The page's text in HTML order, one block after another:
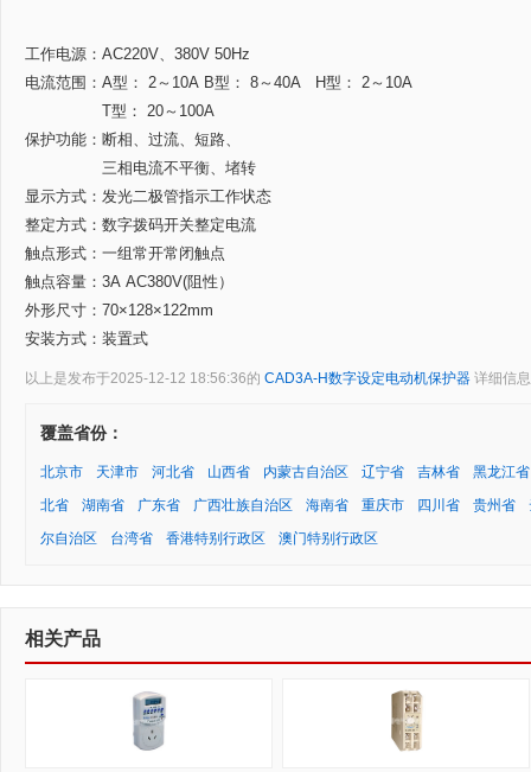
工作电源：AC220V、380V 50Hz
电流范围：A型： 2～10A B型： 8～40A H型： 2～10A
T型： 20～100A
保护功能：断相、过流、短路、
三相电流不平衡、堵转
显示方式：发光二极管指示工作状态
整定方式：数字拨码开关整定电流
触点形式：一组常开常闭触点
触点容量：3A AC380V(阻性）
外形尺寸：70×128×122mm
安装方式：装置式
以上是发布于2025-12-12 18:56:36的 CAD3A-H数字设定电动机保护器 详细信
覆盖省份：
北京市 天津市 河北省 山西省 内蒙古自治区 辽宁省 吉林省
黑龙江省
北省
湖南省 广东省 广西壮族自治区 海南省 重庆市 四川省 贵州省
尔自治区
台湾省 香港特别行政区 澳门特别行政区
相关产品